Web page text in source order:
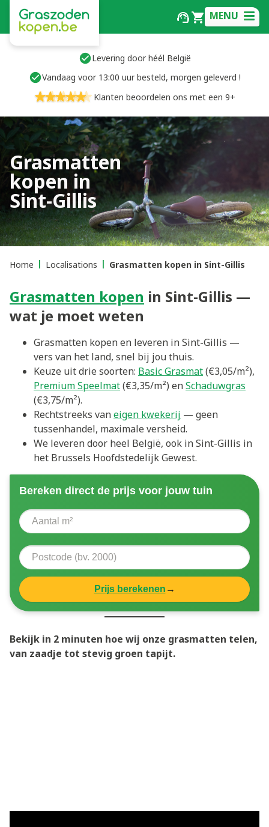
MENU
Levering door héél België
Vandaag voor 13:00 uur besteld, morgen geleverd !
Klanten beoordelen ons met een 9+
Grasmatten
kopen in
Sint-Gillis
Home Localisations Grasmatten kopen in Sint-Gillis
Grasmatten kopen in Sint-Gillis —
wat je moet weten
Grasmatten kopen en leveren in Sint-Gillis —
vers van het land, snel bij jou thuis.
Keuze uit drie soorten: Basic Grasmat(€3,05/m²),
Premium Speelmat(€3,35/m²) enSchaduwgras
(€3,75/m²).
Rechtstreeks vaneigen kwekerij — geen
tussenhandel, maximale versheid.
We leveren door heel België, ook in Sint-Gillis in
het Brussels Hoofdstedelijk Gewest.
Bereken direct de prijs voor jouw tuin
Prijs berekenen →
Bekijk in 2 minuten hoe wij onze grasmatten telen,
van zaadje tot stevig groen tapijt.